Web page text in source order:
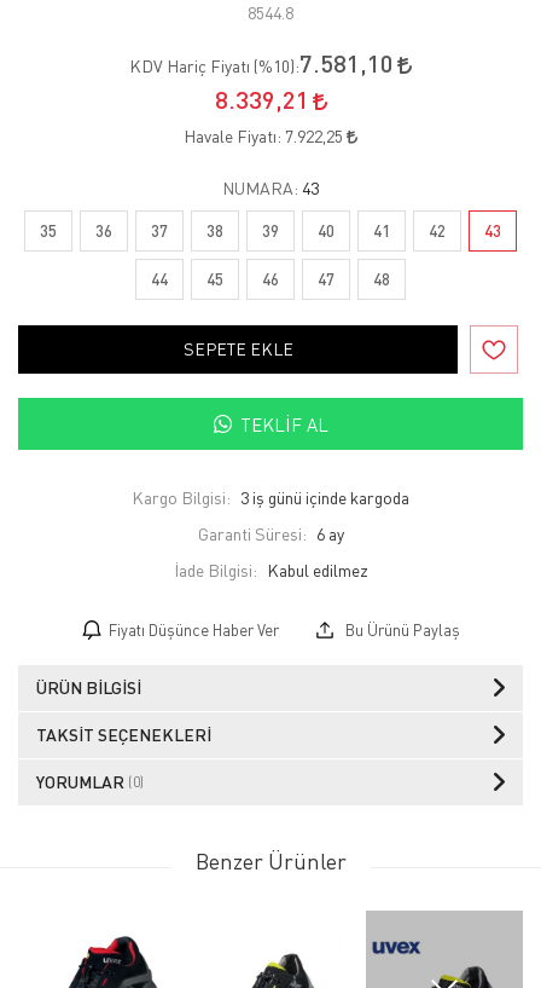
8544.8
KDV Hariç Fiyatı (%10):7.581,10
8.339,21
Havale Fiyatı: 7.922,25
NUMARA: 43
35 36 37 38 39 40 41 42 43
44 45 46 47 48
SEPETE EKLE
TEKLIF AL
Kargo Bilgisi: 3 iş günü içinde kargoda
Garanti Süresi: 6 ay
İade Bilgisi:
Fiyatı Düşünce Haber Ver Bu Ürünü Paylaş
ÜRÜN BILGISI
TAKSIT SEÇENEKLERI
YORUMLAR (0)
Benzer Ürünler